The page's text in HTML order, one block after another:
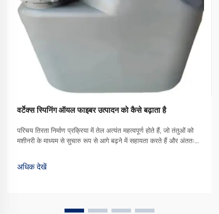
वर्टेक्स स्पिनिंग ऑयल फाइबर उत्पादन को कैसे बढ़ाता है
परिचय तिरता निर्माण प्रक्रिया में तेल अत्यंत महत्वपूर्ण होते हैं, जो तंतुओं को
मशीनरी के माध्यम से सुचारु रूप से आगे बढ़ने में सहायता करते हैं और अंततः
वॉर्टेक्स स्पिनिंग ऑयल एक प्रकार का ... बन गया है
अधिक देखें